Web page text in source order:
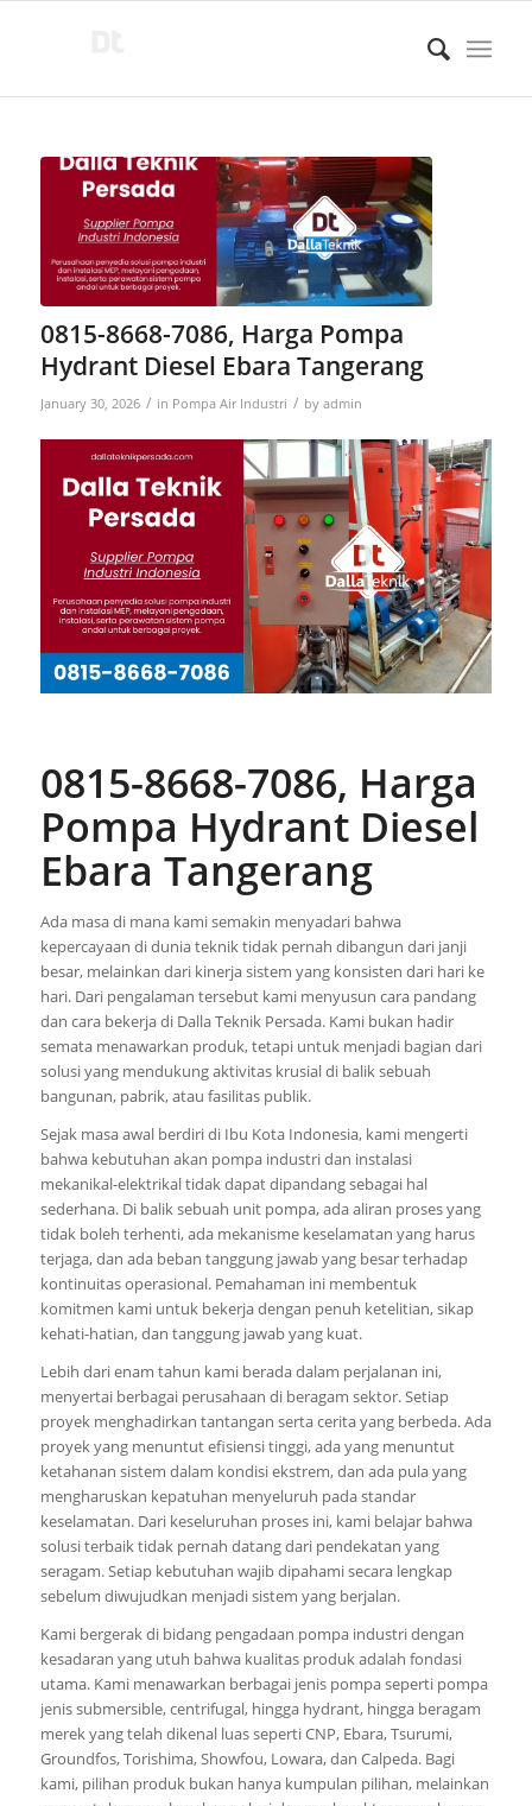
0815-8668-7086, Harga Pompa
Hydrant Diesel Ebara Tangerang
January 30, 2026 / in Pompa Air Industri / by admin
0815-8668-7086, Harga
Pompa Hydrant Diesel
Ebara Tangerang
Ada masa di mana kami semakin menyadari bahwa
kepercayaan di dunia teknik tidak pernah dibangun dari janji
besar, melainkan dari kinerja sistem yang konsisten dari hari ke
hari. Dari pengalaman tersebut kami menyusun cara pandang
dan cara bekerja di Dalla Teknik Persada. Kami bukan hadir
semata menawarkan produk, tetapi untuk menjadi bagian dari
solusi yang mendukung aktivitas krusial di balik sebuah
bangunan, pabrik, atau fasilitas publik.
Sejak masa awal berdiri di Ibu Kota Indonesia, kami mengerti
bahwa kebutuhan akan pompa industri dan instalasi
mekanikal-elektrikal tidak dapat dipandang sebagai hal
sederhana. Di balik sebuah unit pompa, ada aliran proses yang
tidak boleh terhenti, ada mekanisme keselamatan yang harus
terjaga, dan ada beban tanggung jawab yang besar terhadap
kontinuitas operasional. Pemahaman ini membentuk
komitmen kami untuk bekerja dengan penuh ketelitian, sikap
kehati-hatian, dan tanggung jawab yang kuat.
Lebih dari enam tahun kami berada dalam perjalanan ini,
menyertai berbagai perusahaan di beragam sektor. Setiap
proyek menghadirkan tantangan serta cerita yang berbeda. Ada
proyek yang menuntut efisiensi tinggi, ada yang menuntut
ketahanan sistem dalam kondisi ekstrem, dan ada pula yang
mengharuskan kepatuhan menyeluruh pada standar
keselamatan. Dari keseluruhan proses ini, kami belajar bahwa
solusi terbaik tidak pernah datang dari pendekatan yang
seragam. Setiap kebutuhan wajib dipahami secara lengkap
sebelum diwujudkan menjadi sistem yang berjalan.
Kami bergerak di bidang pengadaan pompa industri dengan
kesadaran yang utuh bahwa kualitas produk adalah fondasi
utama. Kami menawarkan berbagai jenis pompa seperti pompa
jenis submersible, centrifugal, hingga hydrant, hingga beragam
merek yang telah dikenal luas seperti CNP, Ebara, Tsurumi,
Groundfos, Torishima, Showfou, Lowara, dan Calpeda. Bagi
kami, pilihan produk bukan hanya kumpulan pilihan, melainkan